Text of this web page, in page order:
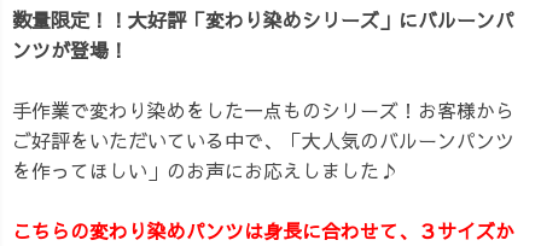
数量限定！！大好評「変わり染めシリーズ」にバルーンパ
ンツが登場！
手作業で変わり染めをした一点ものシリーズ！お客様から
ご好評をいただいている中で、「大人気のバルーンパンツ
を作ってほしい」のお声にお応えしました♪
こちらの変わり染めパンツは身長に合わせて、３サイズか